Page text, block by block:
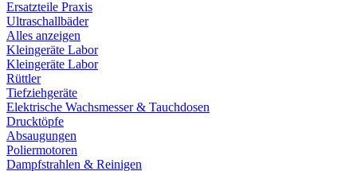
Ersatzteile Praxis
Ultraschallbäder
Alles anzeigen
Kleingeräte Labor
Kleingeräte Labor
Rüttler
Tiefziehgeräte
Elektrische Wachsmesser & Tauchdosen
Drucktöpfe
Absaugungen
Poliermotoren
Dampfstrahlen & Reinigen